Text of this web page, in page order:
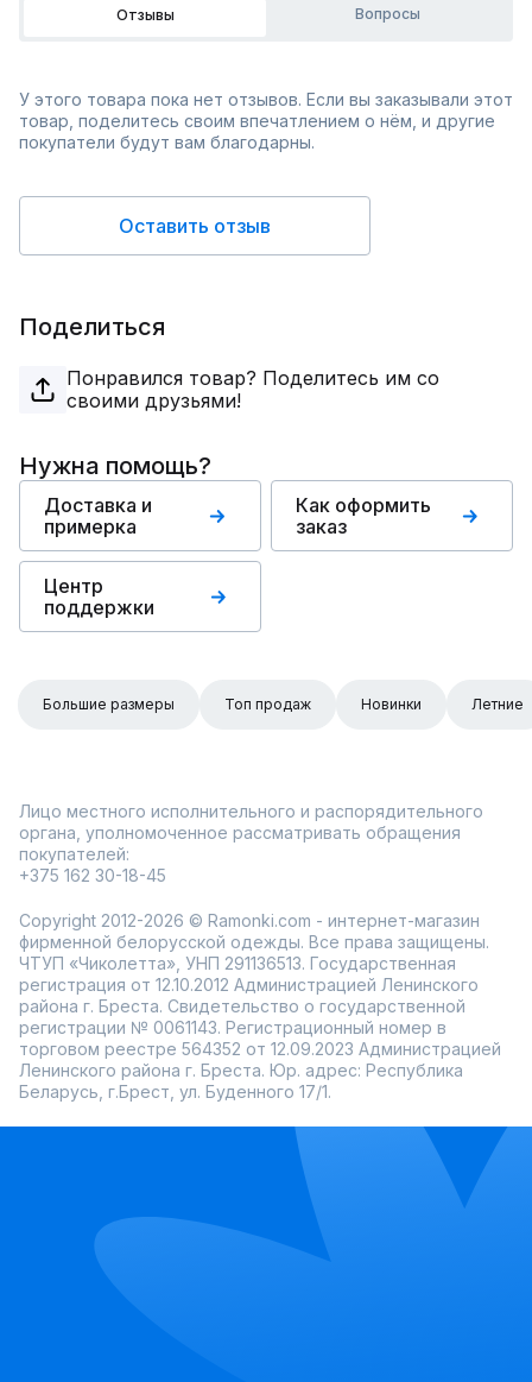
Отзывы Вопросы
У этого товара пока нет отзывов. Если вы заказывали этот
товар, поделитесь своим впечатлением о нём, и другие
покупатели будут вам благодарны.
Оставить отзыв
Поделиться
Понравился товар? Поделитесь им со
своими друзьями!
Нужна помощь?
Доставка и
примерка
Как оформить
заказ
Центр
поддержки
Большие размеры Топ продаж Новинки Летние
Лицо местного исполнительного и распорядительного
органа, уполномоченное рассматривать обращения
покупателей:
+375 162 30-18-45
Copyright 2012-2026 © Ramonki.com - интернет-магазин
фирменной белорусской одежды. Все права защищены.
ЧТУП «Чиколетта», УНП 291136513. Государственная
регистрация от 12.10.2012 Администрацией Ленинского
района г. Бреста. Свидетельство о государственной
регистрации № 0061143. Регистрационный номер в
торговом реестре 564352 от 12.09.2023 Администрацией
Ленинского района г. Бреста. Юр. адрес: Республика
Беларусь, г.Брест, ул. Буденного 17/1.